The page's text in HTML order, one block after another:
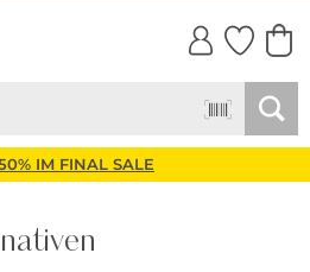
IM FINAL SALE